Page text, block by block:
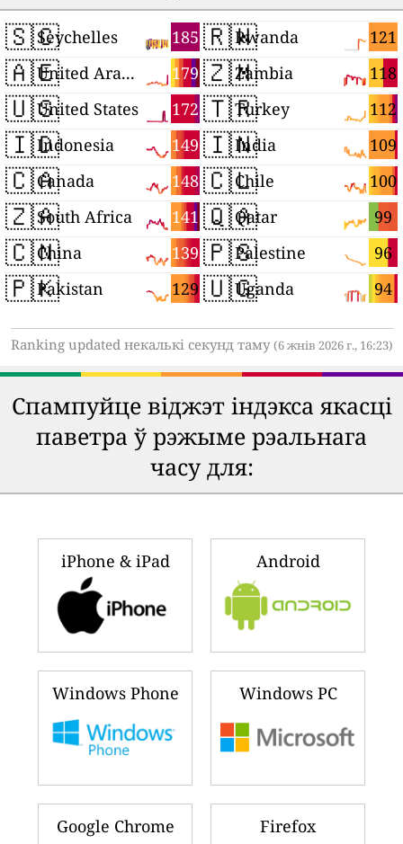
🇸🇨 185
Seychelles
🇦🇪 179
United Arab Emirates
🇺🇸 172
United States
🇮🇩 149
Indonesia
🇨🇦 148
Canada
🇿🇦 141
South Africa
🇨🇳 139
China
🇵🇰 129
Pakistan
🇷🇼 121
Rwanda
🇿🇲 118
Zambia
🇹🇷 112
Turkey
🇮🇳 109
India
🇨🇱 100
Chile
🇶🇦 99
Qatar
🇵🇸 96
Palestine
🇺🇬 94
Uganda
Ranking updated некалькі секунд таму(6 жнів 2026 г., 16:23)
Спампуйце віджэт індэкса якасці
паветра ў рэжыме рэальнага
часу для:
iPhone & iPad Android
Windows Phone Windows PC
Google Chrome Firefox